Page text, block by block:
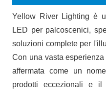
Yellow River Lighting è
LED per palcoscenici,
soluzioni complete per
Con una vasta
affermata come un
prodotti eccezionali e